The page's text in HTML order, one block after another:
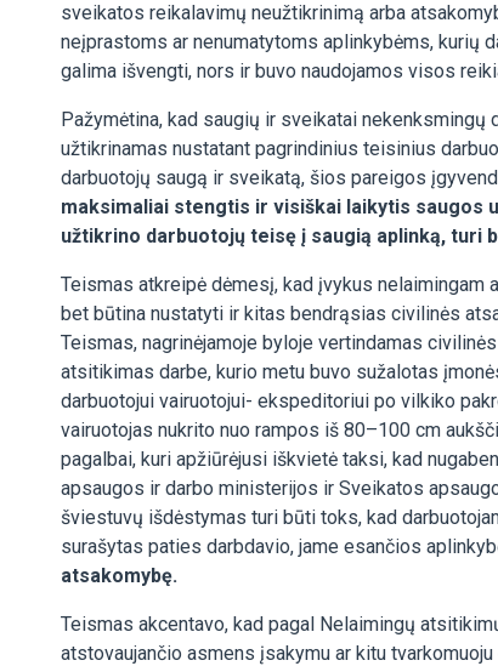
sveikatos reikalavimų neužtikrinimą arba
neįprastoms ar nenumatytoms aplinkybėms, kurių
galima išvengti, nors ir buvo naudojamos visos
Pažymėtina, kad saugių ir sveikatai
užtikrinamas nustatant pagrindinius teisinius
darbuotojų saugą ir sveikatą, šios pareigos
maksimaliai stengtis ir visiškai laikytis saugos
užtikrino darbuotojų teisę į saugią aplinką, turi
Teismas atkreipė dėmesį, kad įvykus nelaimingam
bet būtina nustatyti ir kitas bendrąsias civilinės
Teismas, nagrinėjamoje byloje vertindamas
atsitikimas darbe, kurio metu buvo sužalotas
darbuotojui vairuotojui- ekspeditoriui po vilkiko
vairuotojas nukrito nuo rampos iš 80–100 cm
pagalbai, kuri apžiūrėjusi iškvietė taksi, kad
apsaugos ir darbo ministerijos ir Sveikatos
šviestuvų išdėstymas turi būti toks, kad
surašytas paties darbdavio, jame esančios
atsakomybę.
Teismas akcentavo, kad pagal Nelaimingų
atstovaujančio asmens įsakymu ar kitu